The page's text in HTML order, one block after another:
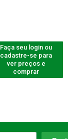
Faça seu login ou
cadastre-se para
ver preços e
comprar